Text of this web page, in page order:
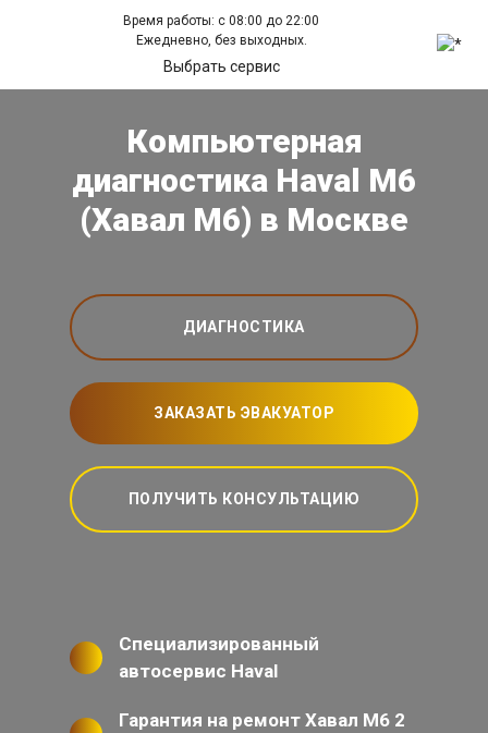
Время работы: с 08:00 до 22:00
Ежедневно, без выходных.
Выбрать сервис
Компьютерная
диагностика Haval M6
(Хавал М6) в Москве
ДИАГНОСТИКА
ЗАКАЗАТЬ ЭВАКУАТОР
ПОЛУЧИТЬ КОНСУЛЬТАЦИЮ
Специализированный
автосервис Haval
Гарантия на ремонт Хавал М6 2